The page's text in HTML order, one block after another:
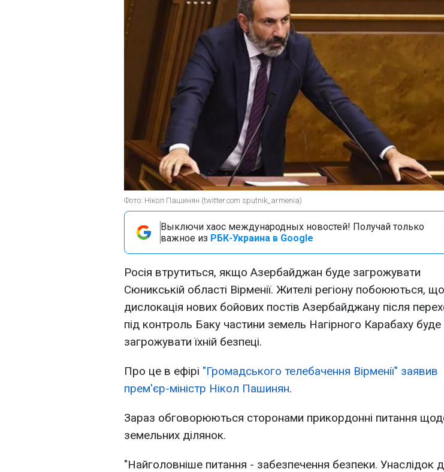
Фото: Нікол Пашинян (twitter.com sputnik_armenia)
Выключи хаос международных новостей! Получай только
важное из РБК-Украина в Google
Росія втрутиться, якщо Азербайджан буде загрожувати
Сюникській області Вірменії. Жителі регіону побоюються, що
дислокація нових бойових постів Азербайджану після
під контроль Баку частини земель Нагірного Карабаху буде
загрожувати їхній безпеці.
Про це в ефірі "Громадського телебачення Вірменії" заявив
прем'єр-міністр Нікол Пашинян.
Зараз обговорюються сторонами прикордонні питання
земельних ділянок.
"Найголовніше питання - забезпечення безпеки. Унаслідок